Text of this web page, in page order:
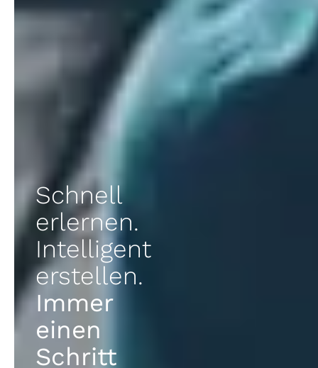
Schnell
erlernen.
Intelligent
erstellen.
Immer
einen
Schritt